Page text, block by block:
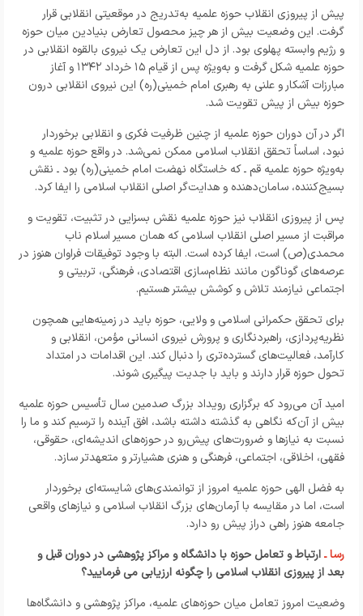
پیش از پیروزی انقلاب حوزه علمیه به‌تدریج در موقعیتی انقلابی قرار
گرفت. این وضعیت بیش از هر چیز محصول تعارض بنیادین میان حوزه
و رژیم وابسته پهلوی بود. از دل این تعارض یک نیروی بالقوه انقلابی در
حوزه علمیه شکل گرفت و به‌ویژه پس از قیام ۱۵ خرداد ۱۳۴۲ و آغاز
مبارزات آشکار و علنی به رهبری امام خمینی(ره) این نیروی انقلابی درون
حوزه بیش از پیش تقویت شد.
اگر در آن دوران حوزه علمیه از چنین ظرفیت فکری و انقلابی برخوردار
نبود، اساساً تحقق انقلاب اسلامی ممکن نمی‌شد. در واقع حوزه علمیه و
به‌ویژه حوزه علمیه قم ـ که خاستگاه نهضت امام خمینی(ره) بود ـ نقش
بسیج‌کننده، سامان‌دهنده و هدایت‌گر اصلی انقلاب اسلامی را ایفا کرد.
پس از پیروزی انقلاب نیز حوزه علمیه نقش بسزایی در تثبیت، تقویت و
مراقبت از مسیر اصلی انقلاب اسلامی که همان مسیر اسلام ناب
محمدی(ص) است، ایفا کرده است. البته با وجود توفیقات فراوان هنوز در
عرصه‌های گوناگون مانند نظام‌سازی اقتصادی، فرهنگی، تربیتی و
اجتماعی نیازمند تلاش و کوشش بیشتر هستیم.
برای تحقق حکمرانی اسلامی و ولایی، حوزه باید در زمینه‌هایی همچون
نظریه‌پردازی، راهبردنگاری و پرورش نیروی انسانی مؤمن، انقلابی و
کارآمد، فعالیت‌های گسترده‌تری را دنبال کند. این اقدامات در امتداد
تحول حوزه قرار دارند و باید با جدیت پیگیری شوند.
امید آن می‌رود که برگزاری رویداد بزرگ صدمین سال تأسیس حوزه علمیه
بیش از آن‌که نگاهی به گذشته داشته باشد، افق آینده را ترسیم کند و ما را
نسبت به نیازها و ضرورت‌های پیش‌رو در حوزه‌های اندیشه‌ای، حقوقی،
فقهی، اخلاقی، اجتماعی، فرهنگی و هنری هشیارتر و متعهدتر سازد.
به فضل الهی حوزه علمیه امروز از توانمندی‌های شایسته‌ای برخوردار
است، اما در مقایسه با آرمان‌های بزرگ انقلاب اسلامی و نیازهای واقعی
جامعه هنوز راهی دراز پیش رو دارد.
رسا ـارتباط و تعامل حوزه با دانشگاه و مراکز پژوهشی در دوران قبل و
بعد از پیروزی انقلاب اسلامی را چگونه ارزیابی می فرمایید؟
وضعیت امروز تعامل میان حوزه‌های علمیه، مراکز پژوهشی و دانشگاه‌ها